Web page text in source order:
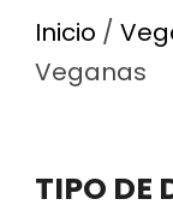
Inicio /
Veganas
TIPO DE